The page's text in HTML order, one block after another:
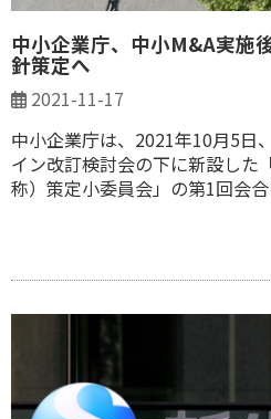
中小企業庁、中小M&A実施
針策定へ
2021-11-17
中小企業庁は、2021年10月5日
イン改訂検討会の下に新設した
称）策定小委員会」の第1回会合